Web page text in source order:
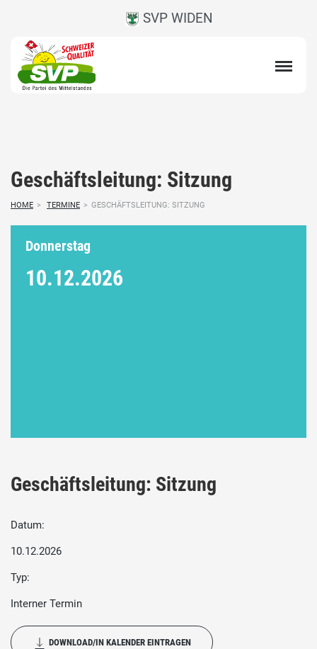
SVP WIDEN
Geschäftsleitung: Sitzung
HOME > TERMINE > GESCHÄFTSLEITUNG: SITZUNG
Donnerstag
10.12.2026
Geschäftsleitung: Sitzung
Datum:
10.12.2026
Typ:
Interner Termin
DOWNLOAD/IN KALENDER EINTRAGEN